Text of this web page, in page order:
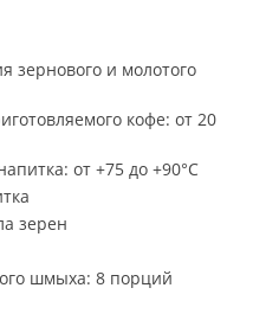
зернового и молотого
кофе: от 20
от +75 до +90°С
зерен
шмыха: 8 порций